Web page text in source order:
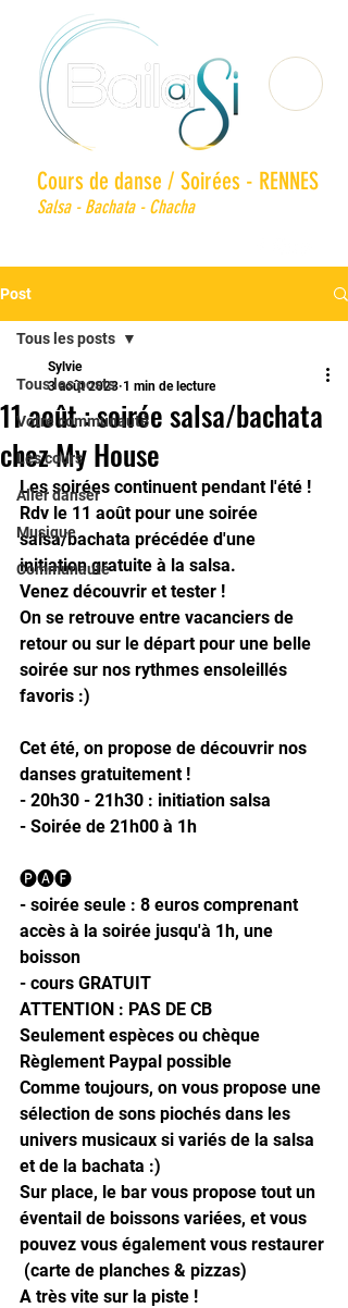
Cours de danse / Soirées - RENNES
Salsa - Bachata - Chacha
Post
Tous les posts
Votre communauté
Les cours
Aller danser
Musique
Communauté
Tous les posts
11 août : soirée salsa/bachata
chez My House
Sylvie
3 août 2023 1 min de lecture
Les soirées continuent pendant l'été !
Rdv le 11 août pour une soirée
salsa/bachata précédée d'une
initiation gratuite à la salsa.
Venez découvrir et tester !
On se retrouve entre vacanciers de
retour ou sur le départ pour une belle
soirée sur nos rythmes ensoleillés
favoris :)
Cet été, on propose de découvrir nos
danses gratuitement !
- 20h30 - 21h30 : initiation salsa
- Soirée de 21h00 à 1h
🅟🅐🅕
- soirée seule : 8 euros comprenant
accès à la soirée jusqu'à 1h, une
boisson
- cours GRATUIT
ATTENTION : PAS DE CB
Seulement espèces ou chèque
Règlement Paypal possible
Comme toujours, on vous propose une
sélection de sons piochés dans les
univers musicaux si variés de la salsa
et de la bachata :)
Sur place, le bar vous propose tout un
éventail de boissons variées, et vous
pouvez vous également vous restaurer
(carte de planches & pizzas)
A très vite sur la piste !